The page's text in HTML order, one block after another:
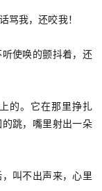
我，还咬我！
使唤的颤抖着，还
的。它在那里挣扎
跳，嘴里射出一朵
叫不出声来，心里